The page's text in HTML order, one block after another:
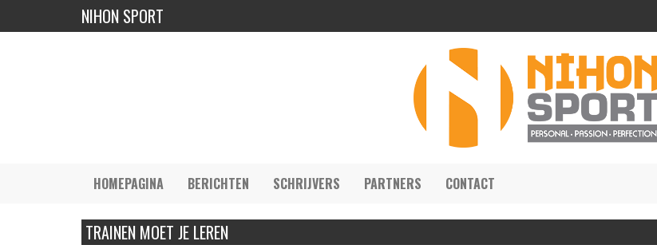
NIHON SPORT
HOMEPAGINA BERICHTEN SCHRIJVERS PARTNERS CONTACT
TRAINEN MOET JE LEREN